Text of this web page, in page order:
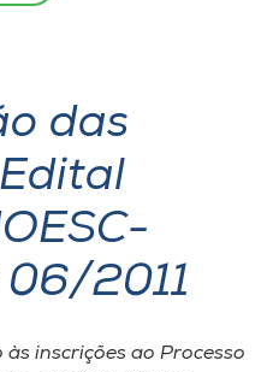
das
06/2011
inscrições ao Processo